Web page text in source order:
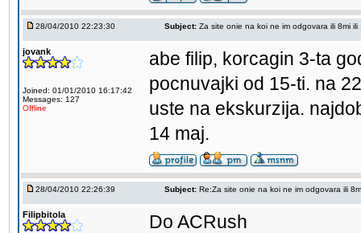
28/04/2010 22:23:30 Subject: Za site onie na koi ne im odgovara ili 8mi ili
jovank
Joined: 01/01/2010 16:17:42
Messages: 127
Offline
abe filip, korcagin 3-ta
pocnuvajki od 15-ti. na
uste na ekskurzija.
14 maj.
28/04/2010 22:26:39 Subject: Re:Za site onie na koi ne im odgovara ili
Filipbitola
Do ACRush